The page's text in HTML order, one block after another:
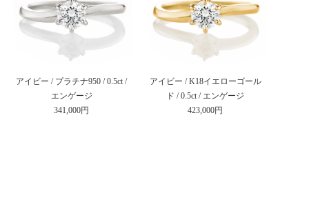
アイビー / プラチナ950 / 0.5ct /
エンゲージ
341,000円
アイビー / K18イエローゴール
ド / 0.5ct / エンゲージ
423,000円